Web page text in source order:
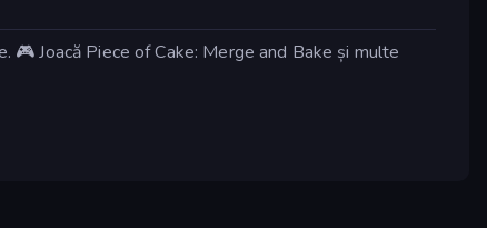
🎮 Joacă Piece of Cake: Merge and Bake și multe